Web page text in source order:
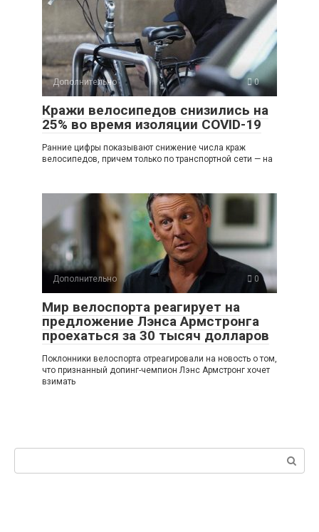
Дополнительно 0
Кражи велосипедов снизились на
25% во время изоляции COVID-19
Ранние цифры показывают снижение числа краж
велосипедов, причем только по транспортной сети — на
Дополнительно 0
Мир велоспорта реагирует на
предложение Лэнса Армстронга
проехаться за 30 тысяч долларов
Поклонники велоспорта отреагировали на новость о том,
что признанный допинг-чемпион Лэнс Армстронг хочет
взимать